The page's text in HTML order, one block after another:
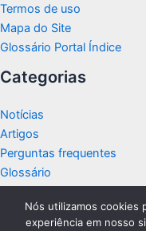
Termos de uso
Mapa do Site
Glossário Portal Índice
Categorias
Notícias
Artigos
Perguntas frequentes
Glossário
Nós utilizamos cookies
experiência em nosso